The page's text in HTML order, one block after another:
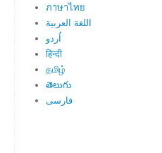
ภาษาไทย
اللغة العربية
اُردو
हिन्दी
தமிழ்
తెలుగు
فارسی